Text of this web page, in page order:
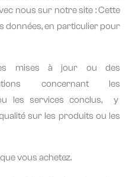
nous sur notre site : Cette
données, en particulier pour
mises à jour ou des
concernant les
les services conclus,
y
qualité sur les produits ou les
vous achetez.